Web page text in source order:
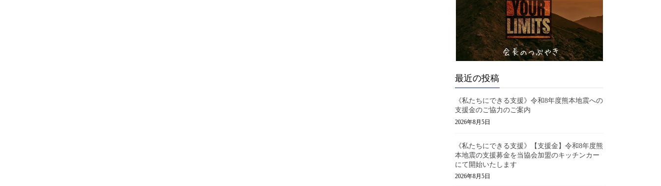
最近の投稿
《私たちにできる支援》令和8年度熊本地震への
支援金のご協力のご案内
2026年8月5日
《私たちにできる支援》【支援金】令和8年度熊
本地震の支援募金を当協会加盟のキッチンカー
にて開始いたします
2026年8月5日